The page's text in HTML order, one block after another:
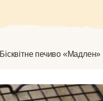
Бісквітне печиво «Мадлен»